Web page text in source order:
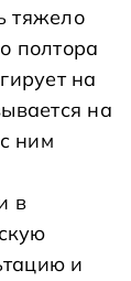
тяжело
полтора
на
на
ним
в
и